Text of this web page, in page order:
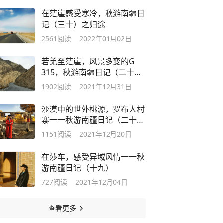
在茫崖感受寒冷，秋游南疆日
记（三十）之归途
2561 阅读 2022年01月02日
若羌至茫崖，风景多变的G
315，秋游南疆日记（二十
九）
1902阅读 2021年12月31日
沙漠中的世外桃源，罗布人村
寨一一秋游南疆日记（二十
八）
1151 阅读 2021年12月20日
在莎车，感受异域风情一一秋
游南疆日记（十九）
727阅读 2021年12月04日
查看更多